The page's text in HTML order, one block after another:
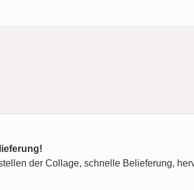
der Collage, schnelle Belieferung,